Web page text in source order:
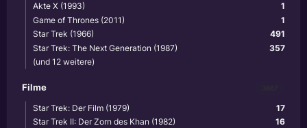
1
Akte X (1993)
1
Game of Thrones (2011)
491
Star Trek (1966)
357
Star Trek: The Next Generation (1987)
(und 12 weitere)
Filme
17
Star Trek: Der Film (1979)
16
Star Trek II: Der Zorn des Khan (1982)